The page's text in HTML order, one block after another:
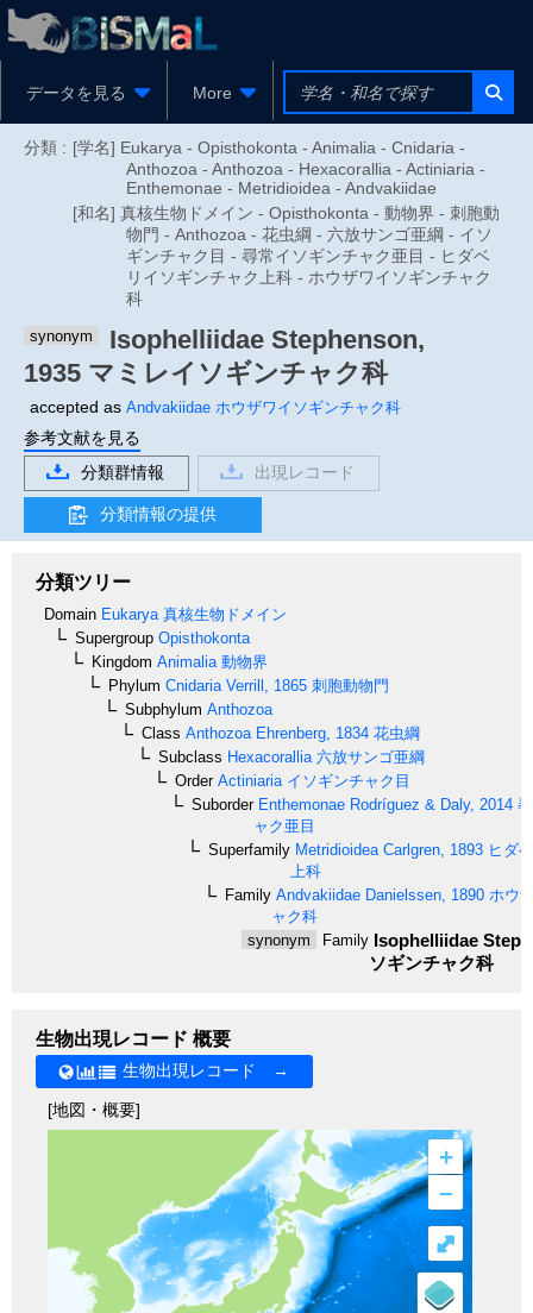
データを見る More
分類 : [学名] Eukarya - Opisthokonta - Animalia - Cnidaria -
Anthozoa - Anthozoa - Hexacorallia - Actiniaria -
Enthemonae - Metridioidea - Andvakiidae
[和名] 真核生物ドメイン - Opisthokonta - 動物界 - 刺胞動
物門 - Anthozoa - 花虫綱 - 六放サンゴ亜綱 - イソ
ギンチャク目 - 尋常イソギンチャク亜目 - ヒダベ
リイソギンチャク上科 - ホウザワイソギンチャク
科
synonym Isophelliidae Stephenson,
1935 マミレイソギンチャク科
accepted as Andvakiidae ホウザワイソギンチャク科
参考文献を見る
分類群情報
出現レコード
分類情報の提供
分類ツリー
Domain Eukarya 真核生物ドメイン
Supergroup Opisthokonta
Kingdom Animalia 動物界
Phylum Cnidaria Verrill, 1865 刺胞動物門
Subphylum Anthozoa
Class Anthozoa Ehrenberg, 1834 花虫綱
Subclass Hexacorallia 六放サンゴ亜綱
OrderActiniaria イソギンチャク目
SuborderEnthemonae Rodríguez & Daly, 2014
ャク亜目
Superfamily Metridioidea Carlgren, 1893 ヒダ
上科
Family Andvakiidae Danielssen, 1890 ホウ
ャク科
synonym
Family Isophelliidae
ソギンチャク科
生物出現レコード 概要
生物出現レコード →
[地図・概要]
+
–
⤢